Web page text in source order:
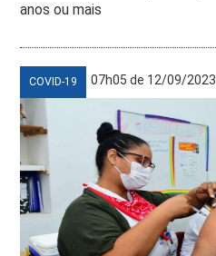
anos ou mais
COVID-19 07h05 de 12/09/2023